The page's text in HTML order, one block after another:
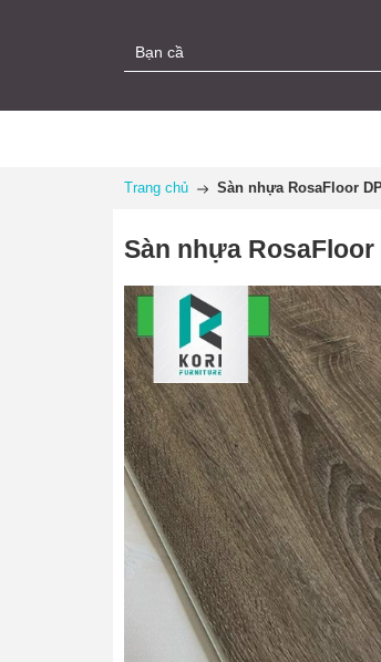
Trang chủ Sàn nhựa RosaFloor
Sàn nhựa RosaFloor